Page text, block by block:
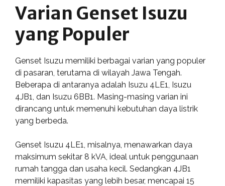
Varian Genset Isuzu
yang Populer
Genset Isuzu memiliki berbagai varian yang populer
di pasaran, terutama di wilayah Jawa Tengah.
Beberapa di antaranya adalah Isuzu 4LE1, Isuzu
4JB1, dan Isuzu 6BB1. Masing-masing varian ini
dirancang untuk memenuhi kebutuhan daya listrik
yang berbeda.
Genset Isuzu 4LE1, misalnya, menawarkan daya
maksimum sekitar 8 kVA, ideal untuk penggunaan
rumah tangga dan usaha kecil. Sedangkan 4JB1
memiliki kapasitas yang lebih besar, mencapai 15